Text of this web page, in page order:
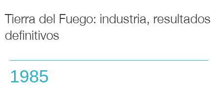
Tierra del Fuego: industria, resultados
definitivos
1985